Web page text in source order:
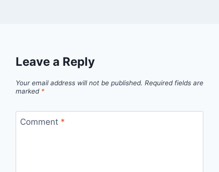
Leave a Reply
Your email address will not be published. Required fields are
marked *
Comment *